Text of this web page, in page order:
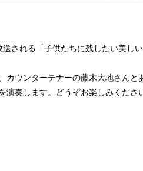
される「子供たちに残したい美し
カウンターテナーの藤木大地さんと
奏します。どうぞお楽しみくださ